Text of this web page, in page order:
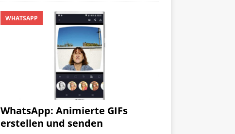
WhatsApp: Animierte GIFs
erstellen und senden
WHATSAPP